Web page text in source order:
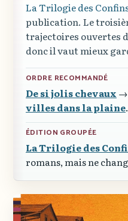
La Trilogie des
publication. Le
trajectoires ouvertes
donc il vaut mieux
ORDRE RECOMMANDÉ
De si jolis chevaux →
villes dans la plaine.
ÉDITION GROUPÉE
La Trilogie des
romans, mais ne